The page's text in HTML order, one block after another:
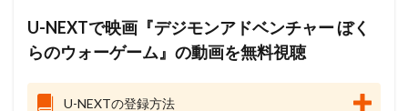
U-NEXTで映画『デジモンアドベンチャー ぼく
らのウォーゲーム』の動画を無料視聴
U-NEXTの登録方法